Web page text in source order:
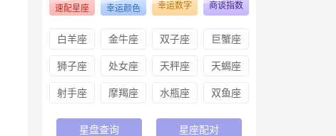
速配星座 幸运颜色 幸运数字 商谈指数
白羊座 金牛座 双子座 巨蟹座
狮子座 处女座 天秤座 天蝎座
射手座 摩羯座 水瓶座 双鱼座
星盘查询 星座配对